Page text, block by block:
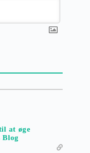
at øge
Blog